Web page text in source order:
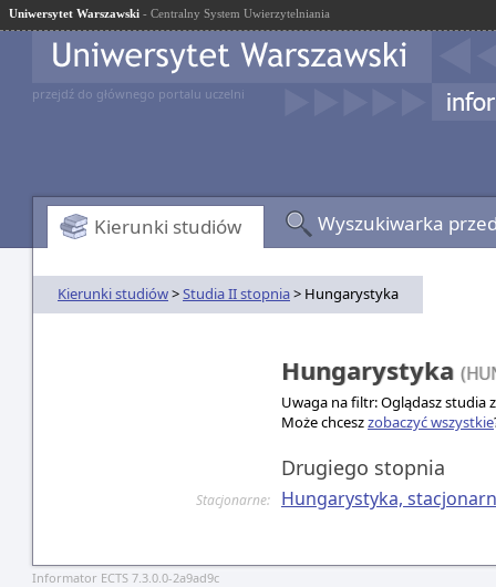
Uniwersytet Warszawski - Centralny System Uwierzytelniania
przejdź do głównego portalu uczelni
Kierunki studiów Wyszukiwarka
Kierunki studiów>Studia II stopnia> Hungarystyka
Hungarystyka
Uwaga na filtr: Oglądasz studia
Może chceszzobaczyć wszystkie
Drugiego stopnia
Stacjonarne: Hungarystyka,
Informator ECTS 7.3.0.0-2a9ad9c